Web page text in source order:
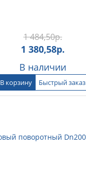
1 484,50р.
1 380,58р.
В наличии
В корзину Быстрый заказ